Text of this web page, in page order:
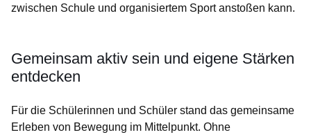
zwischen Schule und organisiertem Sport anstoßen kann.
Gemeinsam aktiv sein und eigene Stärken
entdecken
Für die Schülerinnen und Schüler stand das gemeinsame
Erleben von Bewegung im Mittelpunkt. Ohne